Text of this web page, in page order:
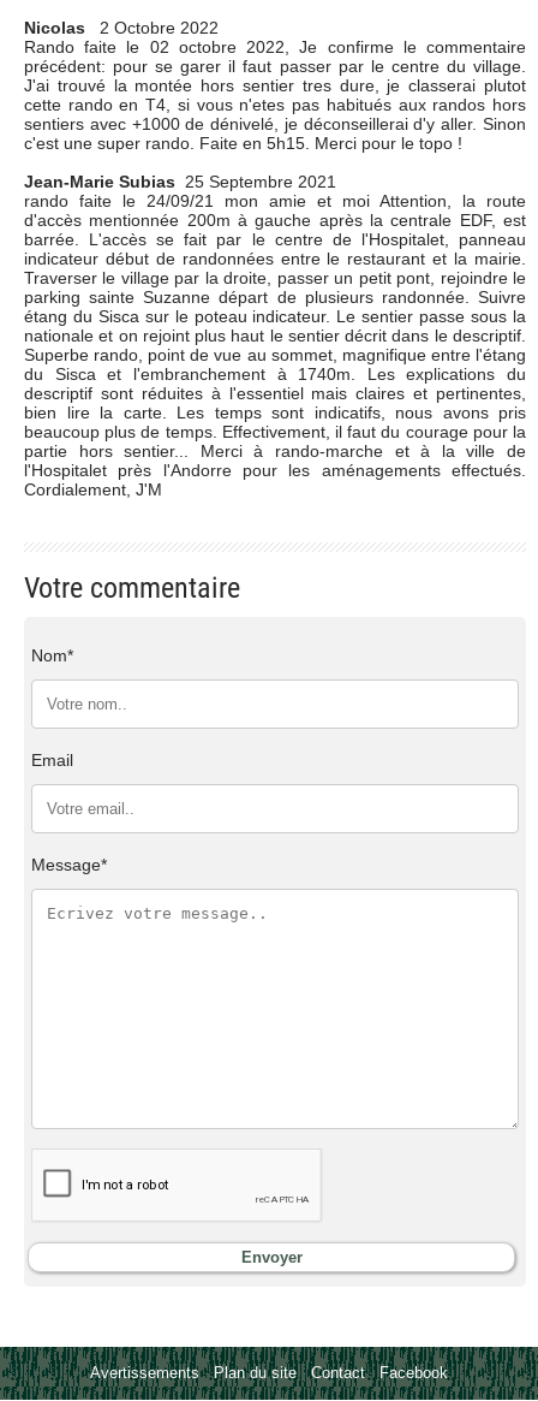
Nicolas
2 Octobre 2022
Rando faite le 02 octobre 2022, Je confirme le commentaire
précédent: pour se garer il faut passer par le centre du village.
J'ai trouvé la montée hors sentier tres dure, je classerai plutot
cette rando en T4, si vous n'etes pas habitués aux randos hors
sentiers avec +1000 de dénivelé, je déconseillerai d'y aller. Sinon
c'est une super rando. Faite en 5h15. Merci pour le topo !
Jean-Marie Subias 25 Septembre 2021
rando faite le 24/09/21 mon amie et moi Attention, la route
d'accès mentionnée 200m à gauche après la centrale EDF, est
barrée. L'accès se fait par le centre de l'Hospitalet, panneau
indicateur début de randonnées entre le restaurant et la mairie.
Traverser le village par la droite, passer un petit pont, rejoindre le
parking sainte Suzanne départ de plusieurs randonnée. Suivre
étang du Sisca sur le poteau indicateur. Le sentier passe sous la
nationale et on rejoint plus haut le sentier décrit dans le descriptif.
Superbe rando, point de vue au sommet, magnifique entre l'étang
du Sisca et l'embranchement à 1740m. Les explications du
descriptif sont réduites à l'essentiel mais claires et pertinentes,
bien lire la carte. Les temps sont indicatifs, nous avons pris
beaucoup plus de temps. Effectivement, il faut du courage pour la
partie hors sentier... Merci à rando-marche et à la ville de
l'Hospitalet près l'Andorre pour les aménagements effectués.
Cordialement, J'M
Votre commentaire
Nom*
Email
Message*
Avertissements-Plan du site -Contact- Facebook